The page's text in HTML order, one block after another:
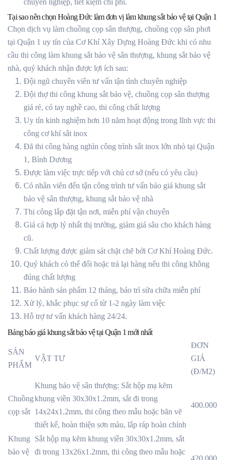
chuyên nghiệp, tiết kiệm chi phí.
Tại sao nên chọn Hoàng Đức làm đơn vị làm khung sắt bảo vệ tại Quận 1
Chọn dịch vụ làm chuồng cọp sân thượng, chuồng cọp sân phơi
tại Quận 1 uy tín của Cơ Khí Xây Dựng Hoàng Đức khi có nhu
cầu thi công làm khung sắt bảo vệ sân thượng, khung sắt bảo vệ
nhà, quý khách nhận được lợi ích sau:
Đội ngũ chuyên viên tư vấn tận tình chuyên nghiệp
Đội thợ thi công khung sắt bảo vệ, chuồng cọp sân thượng
giá rẻ, có tay nghề cao, thi công chất lượng
Uy tín kinh nghiệm hơn 10 năm hoạt động trong lĩnh vực thi
công cơ khí sắt inox
Đã thi công hàng nghìn công trình sắt inox lớn nhỏ tại Quận
1, Bình Dương
Được làm việc trực tiếp với chủ cơ sở (nếu có yêu cầu)
Có nhân viên đến tận công trình tư vấn báo giá khung sắt
bảo vệ sân thượng, khung sắt bảo vệ nhà
Thi công lắp đặt tận nơi, miễn phí vận chuyển
Giá cả hợp lý nhất thị trường, giảm giá sâu cho khách hàng
cũ.
Chất lượng được giám sát chặt chẽ bởi Cơ Khí Hoàng Đức.
Quý khách có thể đổi hoặc trả lại hàng nếu thi công không
đúng chất lượng
Bảo hành sản phẩm 12 tháng, bảo trì sửa chữa miễn phí
Xử lý, khắc phục sự cố từ 1-2 ngày làm việc
Hỗ trợ tư vấn khách hàng 24/24.
Bảng báo giá khung sắt bảo vệ tại Quận 1 mới nhất
SẢN
PHẨM
VẬT TƯ
ĐƠN
GIÁ
(Đ/M2)
Chuồng
cọp sắt
Khung bảo vệ sân thượng: Sắt hộp mạ kẽm
khung viền 30x30x1.2mm, sắt đi trong
14x24x1.2mm, thi công theo mẫu hoặc bãn vẽ
thiết kế, hoàn thiện sơn màu, lắp ráp hoàn chỉnh
400.000
Khung
bảo vệ
Sắt hộp mạ kẽm khung viền 30x30x1.2mm, sắt
đi trong 13x26x1.2mm, thi công theo mẫu hoặc
420.000